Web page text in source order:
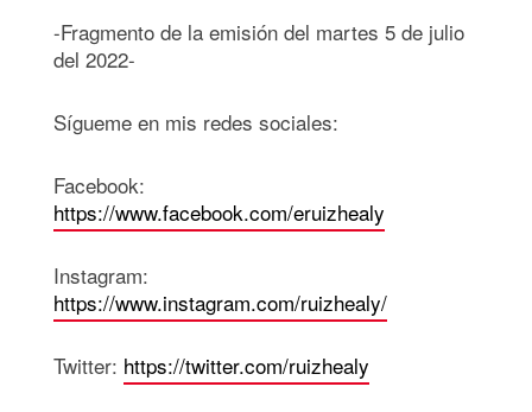
-Fragmento de la emisión del martes 5 de julio
del 2022-
Sígueme en mis redes sociales:
Facebook:
https://www.facebook.com/eruizhealy
Instagram:
https://www.instagram.com/ruizhealy/
Twitter: https://twitter.com/ruizhealy